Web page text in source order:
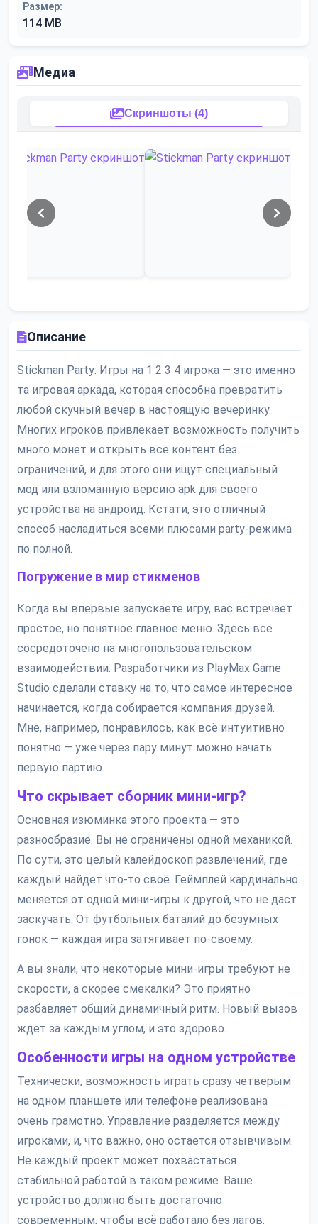
Размер:
114 MB
Медиа
Скриншоты (4)
Описание
Stickman Party: Игры на 1 2 3 4 игрока — это именно
та игровая аркада, которая способна превратить
любой скучный вечер в настоящую вечеринку.
Многих игроков привлекает возможность получить
много монет и открыть все контент без
ограничений, и для этого они ищут специальный
мод или взломанную версию apk для своего
устройства на андроид. Кстати, это отличный
способ насладиться всеми плюсами party-режима
по полной.
Погружение в мир стикменов
Когда вы впервые запускаете игру, вас встречает
простое, но понятное главное меню. Здесь всё
сосредоточено на многопользовательском
взаимодействии. Разработчики из PlayMax Game
Studio сделали ставку на то, что самое интересное
начинается, когда собирается компания друзей.
Мне, например, понравилось, как всё интуитивно
понятно — уже через пару минут можно начать
первую партию.
Что скрывает сборник мини-игр?
Основная изюминка этого проекта — это
разнообразие. Вы не ограничены одной механикой.
По сути, это целый калейдоскоп развлечений, где
каждый найдет что-то своё. Геймплей кардинально
меняется от одной мини-игры к другой, что не даст
заскучать. От футбольных баталий до безумных
гонок — каждая игра затягивает по-своему.
А вы знали, что некоторые мини-игры требуют не
скорости, а скорее смекалки? Это приятно
разбавляет общий динамичный ритм. Новый вызов
ждет за каждым углом, и это здорово.
Особенности игры на одном устройстве
Технически, возможность играть сразу четверым
на одном планшете или телефоне реализована
очень грамотно. Управление разделяется между
игроками, и, что важно, оно остается отзывчивым.
Не каждый проект может похвастаться
стабильной работой в таком режиме. Ваше
устройство должно быть достаточно
современным, чтобы всё работало без лагов.